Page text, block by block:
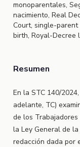
monoparentales,
nacimiento, Real
Court, single-parent
birth, Royal-Decree
Resumen
En la STC 140/
adelante, TC)
de los
la Ley General de
redacción dada por